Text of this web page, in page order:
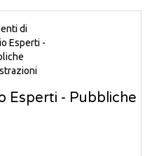
Esperti - Pubbliche